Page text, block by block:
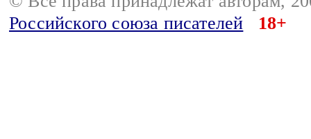
Российского союза писателей
18+